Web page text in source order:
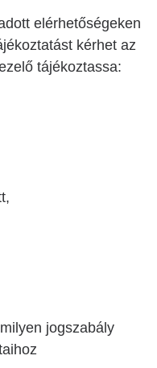
elérhetőségeken
kérhet az
tájékoztassa:
jogszabály